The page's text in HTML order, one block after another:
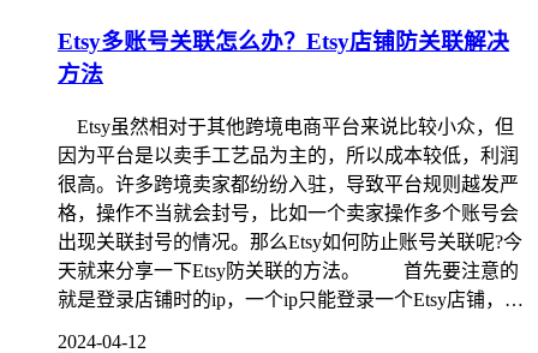
Etsy多账号关联怎么办？Etsy店铺防关联解决
方法
Etsy虽然相对于其他跨境电商平台来说比较小众，但
因为平台是以卖手工艺品为主的，所以成本较低，利润
很高。许多跨境卖家都纷纷入驻，导致平台规则越发严
格，操作不当就会封号，比如一个卖家操作多个账号会
出现关联封号的情况。那么Etsy如何防止账号关联呢?今
天就来分享一下Etsy防关联的方法。 首先要注意的
就是登录店铺时的ip，一个ip只能登录一个Etsy店铺，…
2024-04-12